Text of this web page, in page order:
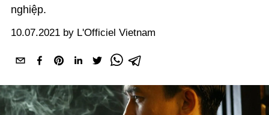
nghiệp.
10.07.2021 by L'Officiel Vietnam